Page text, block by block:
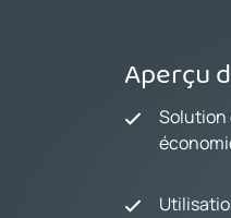
Aperçu
Solution